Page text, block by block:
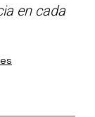
en cada